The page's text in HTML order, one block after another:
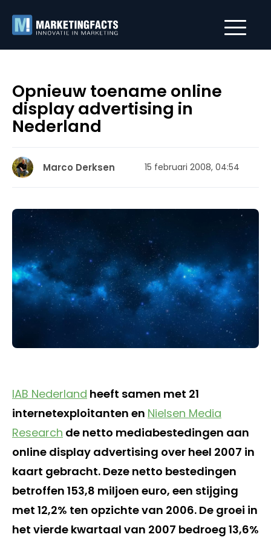
Opnieuw toename online
display advertising in
Nederland
Marco Derksen 15 februari 2008, 04:54
IAB Nederland heeft samen met 21
internetexploitanten en Nielsen Media
Research de netto mediabestedingen aan
online display advertising over heel 2007 in
kaart gebracht. Deze netto bestedingen
betroffen 153,8 miljoen euro, een stijging
met 12,2% ten opzichte van 2006. De groei in
het vierde kwartaal van 2007 bedroeg 13,6%